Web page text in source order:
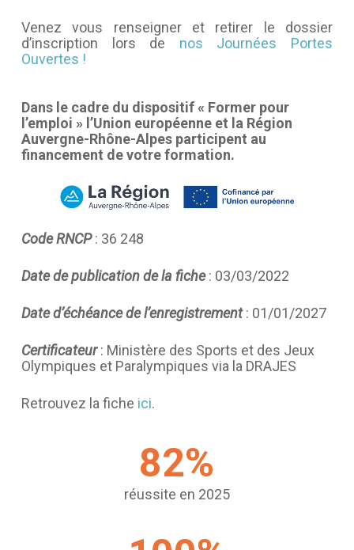
Venez vous renseigner et retirer le dossier
d’inscription lors de nos Journées Portes
Ouvertes !
Dans le cadre du dispositif « Former pour
l’emploi » l’Union européenne et la Région
Auvergne-Rhône-Alpes participent au
financement de votre formation.
Code RNCP: 36 248
Date de publication de la fiche: 03/03/2022
Date d’échéance de l’enregistrement : 01/01/2027
Certificateur: Ministère des Sports et des Jeux
Olympiques et Paralympiques via la DRAJES
Retrouvez la fiche ici.
82%
réussite en 2025